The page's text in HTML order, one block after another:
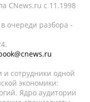
CNews.ru c 11.1998
очереди разбора -
и сотрудники одной
экономики:
Ядро аудитории